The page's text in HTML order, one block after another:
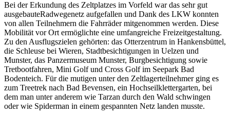
Bei der Erkundung des Zeltplatzes im Vorfeld war das sehr gut
ausgebauteRadwegenetz aufgefallen und Dank des LKW konnten
von allen Teilnehmern die Fahrräder mitgenommen werden. Diese
Mobilität vor Ort ermöglichte eine umfangreiche Freizeitgestaltung.
Zu den Ausflugszielen gehörten: das Otterzentrum in Hankensbüttel,
die Schleuse bei Wieren, Stadtbesichtigungen in Uelzen und
Munster, das Panzermuseum Munster, Burgbesichtigung sowie
Tretbootfahren, Mini Golf und Cross Golf im Seepark Bad
Bodenteich. Für die mutigen unter den Zeltlagerteilnehmer ging es
zum Treetrek nach Bad Bevensen, ein Hochseilklettergarten, bei
dem man unter anderem wie Tarzan durch den Wald schwingen
oder wie Spiderman in einem gespannten Netz landen musste.